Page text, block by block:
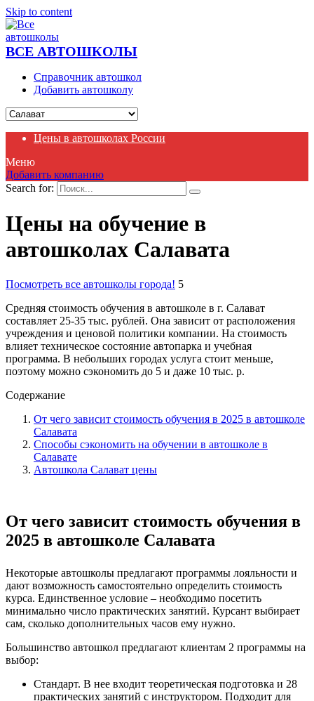
Skip to content
ВСЕ АВТОШКОЛЫ
Справочник автошкол
Добавить автошколу
Цены в автошколах России
Меню
Добавить компанию
Search for:
Цены на обучение в
автошколах Салавата
Посмотреть все автошколы города! 5
Средняя стоимость обучения в автошколе в г. Салават
составляет 25-35 тыс. рублей. Она зависит от расположения
учреждения и ценовой политики компании. На стоимость
влияет техническое состояние автопарка и учебная
программа. В небольших городах услуга стоит меньше,
поэтому можно сэкономить до 5 и даже 10 тыс. р.
Содержание
От чего зависит стоимость обучения в 2025 в автошколе
Салавата
Способы сэкономить на обучении в автошколе в
Салавате
Автошкола Салават цены
От чего зависит стоимость обучения в
2025 в автошколе Салавата
Некоторые автошколы предлагают программы лояльности и
дают возможность самостоятельно определить стоимость
курса. Единственное условие – необходимо посетить
минимально число практических занятий. Курсант выбирает
сам, сколько дополнительных часов ему нужно.
Большинство автошкол предлагают клиентам 2 программы на
выбор:
Стандарт. В нее входит теоретическая подготовка и 28
практических занятий с инструктором. Подходит для